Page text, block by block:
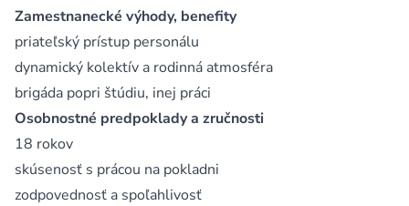
Zamestnanecké výhody, benefity
priateľský prístup personálu
dynamický kolektív a rodinná atmosféra
brigáda popri štúdiu, inej práci
Osobnostné predpoklady a zručnosti
18 rokov
skúsenosť s prácou na pokladni
zodpovednosť a spoľahlivosť